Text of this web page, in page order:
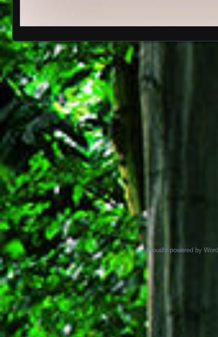
Posts navigation
Proudly powered by